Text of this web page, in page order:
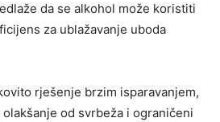
da se alkohol može koristiti
za ublažavanje uboda
rješenje brzim isparavanjem,
od svrbeža i ograničeni